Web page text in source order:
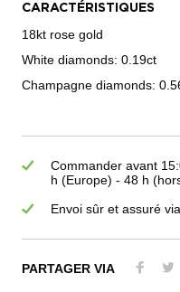
CARACTÉRISTIQUES
18kt rose gold
White diamonds: 0.19ct
Champagne diamonds:
Commander avant
h (Europe) - 48 h
Envoi sûr et assuré via
PARTAGER VIA